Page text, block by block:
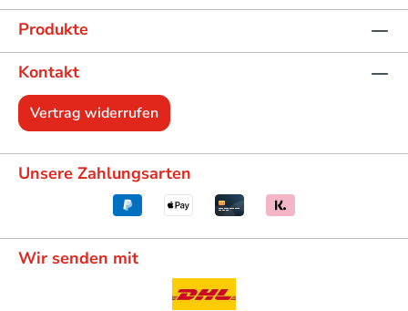
Produkte
Kontakt
Vertrag widerrufen
Unsere Zahlungsarten
Wir senden mit